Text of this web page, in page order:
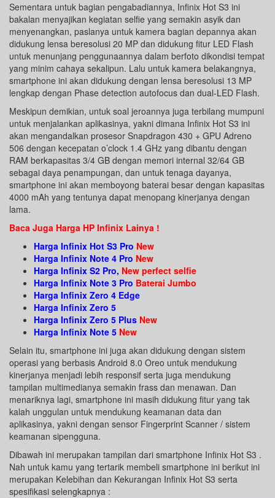
Sementara untuk bagian pengabadiannya, Infinix Hot S3 ini
bakalan menyajikan kegiatan selfie yang semakin asyik dan
menyenangkan, paslanya untuk kamera bagian depannya akan
didukung lensa beresolusi 20 MP dan didukung fitur LED Flash
untuk menunjang penggunaannya dalam berfoto dikondisi tempat
yang minim cahaya sekalipun. Lalu untuk kamera belakangnya,
smartphone ini akan didukung dengan lensa beresolusi 13 MP
lengkap dengan Phase detection autofocus dan dual-LED Flash.
Meskipun demikian, untuk soal jeroannya juga terbilang mumpuni
untuk menjalankan aplikasinya, yakni dimana Infinix Hot S3 ini
akan mengandalkan prosesor Snapdragon 430 + GPU Adreno
506 dengan kecepatan o’clock 1.4 GHz yang dibantu dengan
RAM berkapasitas 3/4 GB dengan memori internal 32/64 GB
sebagai daya penampungan, dan untuk tenaga dayanya,
smartphone ini akan memboyong baterai besar dengan kapasitas
4000 mAh yang tentunya dapat menopang kinerjanya dengan
lama.
Baca Juga Harga HP Infinix Lainya !
Harga Infinix Hot S3 Pro New
Harga Infinix Note 4 Pro New
Harga Infinix S2 Pro, New perfect selfie
Harga Infinix Note 3 Pro Baterai Jumbo
Harga Infinix Zero 4 Edge
Harga Infinix Zero 5
Harga Infinix Zero 5 Plus New
Harga Infinix Note 5 New
Selain itu, smartphone ini juga akan didukung dengan sistem
operasi yang berbasis Android 8.0 Oreo untuk mendukung
kinerjanya menjadi lebih responsif serta juga mendukung
tampilan multimedianya semakin frass dan menawan. Dan
menariknya lagi, smartphone ini masih didukung fitur yang tak
kalah unggulan untuk mendukung keamanan data dan
aplikasinya, yakni dengan sensor Fingerprint Scanner / sistem
keamanan sipengguna.
Dibawah ini merupakan tampilan dari smartphone Infinix Hot S3 .
Nah untuk kamu yang tertarik membeli smartphone ini berikut ini
merupakan Kelebihan dan Kekurangan Infinix Hot S3 serta
spesifikasi selengkapnya :